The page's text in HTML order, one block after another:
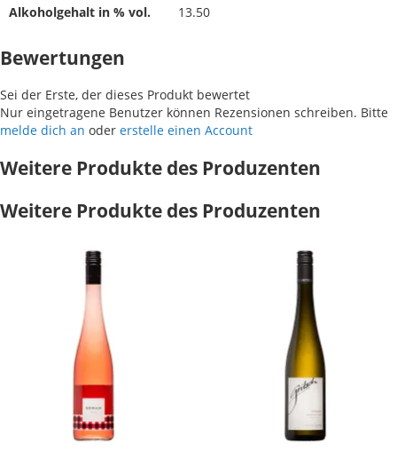
Alkoholgehalt in % vol.
13.50
Bewertungen
Sei der Erste, der dieses Produkt bewertet
Nur eingetragene Benutzer können Rezensionen schreiben. Bitte
melde dich an oder erstelle einen Account
Weitere Produkte des Produzenten
Weitere Produkte des Produzenten